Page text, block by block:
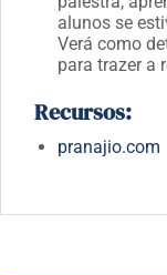
alunos se
Verá como
para trazer a
Recursos:
pranajio.com